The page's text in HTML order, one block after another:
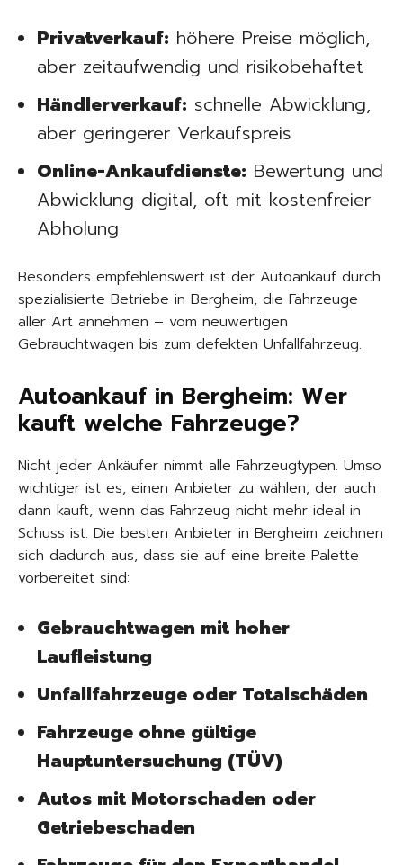
Privatverkauf: höhere Preise möglich,
aber zeitaufwendig und risikobehaftet
Händlerverkauf: schnelle Abwicklung,
aber geringerer Verkaufspreis
Online-Ankaufdienste: Bewertung und
Abwicklung digital, oft mit kostenfreier
Abholung
Besonders empfehlenswert ist der Autoankauf durch
spezialisierte Betriebe in Bergheim, die Fahrzeuge
aller Art annehmen – vom neuwertigen
Gebrauchtwagen bis zum defekten Unfallfahrzeug.
Autoankauf in Bergheim: Wer
kauft welche Fahrzeuge?
Nicht jeder Ankäufer nimmt alle Fahrzeugtypen. Umso
wichtiger ist es, einen Anbieter zu wählen, der auch
dann kauft, wenn das Fahrzeug nicht mehr ideal in
Schuss ist. Die besten Anbieter in Bergheim zeichnen
sich dadurch aus, dass sie auf eine breite Palette
vorbereitet sind:
Gebrauchtwagen mit hoher
Laufleistung
Unfallfahrzeuge oder Totalschäden
Fahrzeuge ohne gültige
Hauptuntersuchung (TÜV)
Autos mit Motorschaden oder
Getriebeschaden